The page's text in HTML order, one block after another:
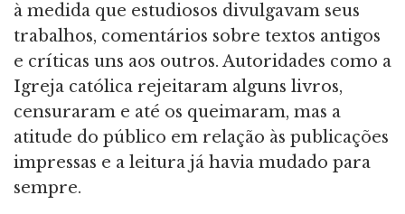
à medida que estudiosos divulgavam seus
trabalhos, comentários sobre textos antigos
e críticas uns aos outros. Autoridades como a
Igreja católica rejeitaram alguns livros,
censuraram e até os queimaram, mas a
atitude do público em relação às publicações
impressas e a leitura já havia mudado para
sempre.